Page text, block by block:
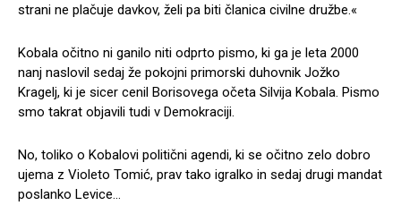
strani ne plačuje davkov, želi pa biti članica civilne družbe.«
Kobala očitno ni ganilo niti odprto pismo, ki ga je leta 2000
nanj naslovil sedaj že pokojni primorski duhovnik Jožko
Kragelj, ki je sicer cenil Borisovega očeta Silvija Kobala. Pismo
smo takrat objavili tudi v Demokraciji.
No, toliko o Kobalovi politični agendi, ki se očitno zelo dobro
ujema z Violeto Tomić, prav tako igralko in sedaj drugi mandat
poslanko Levice…